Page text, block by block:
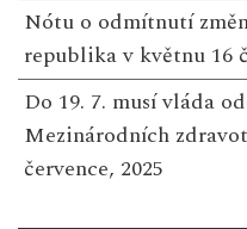
Nótu o odmítnutí
republika v květnu 16
Do 19. 7. musí vláda
Mezinárodních
července, 2025